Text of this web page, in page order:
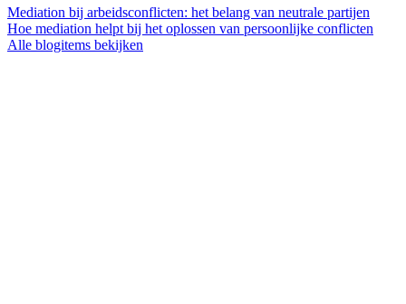
Mediation bij arbeidsconflicten: het belang van neutrale partijen
Hoe mediation helpt bij het oplossen van persoonlijke conflicten
Alle blogitems bekijken